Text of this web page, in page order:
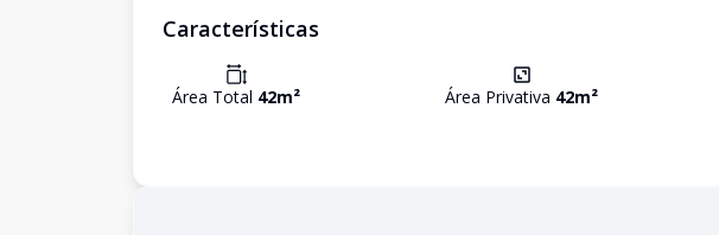
Características
Área Total 42m² Área Privativa 42m²